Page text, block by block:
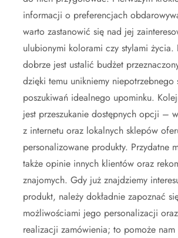
informacji o preferencjach
warto zastanowić się nad jej
ulubionymi kolorami czy stylami życia.
dobrze jest ustalić budżet
dzięki temu unikniemy niepotrzebnego
poszukiwań idealnego upominku.
jest przeszukanie dostępnych opcji –
z internetu oraz lokalnych sklepów
personalizowane produkty. Przydatne
także opinie innych klientów oraz
znajomych. Gdy już znajdziemy
produkt, należy dokładnie zapoznać
możliwościami jego personalizacji
realizacji zamówienia; to pomoże nam